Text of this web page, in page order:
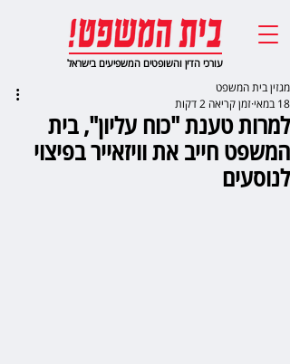
עורכי הדין והשופטים המשפיעים בישראל
למרות טענת "כוח עליון", בית
המשפט חייב את וויזאייר בפיצוי
לנוסעים
מגזין בית המשפט
18 במאי
זמן קריאה 2 דקות